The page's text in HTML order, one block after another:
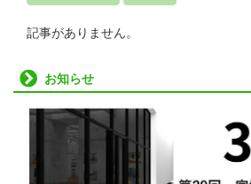
記事がありません。
お知らせ